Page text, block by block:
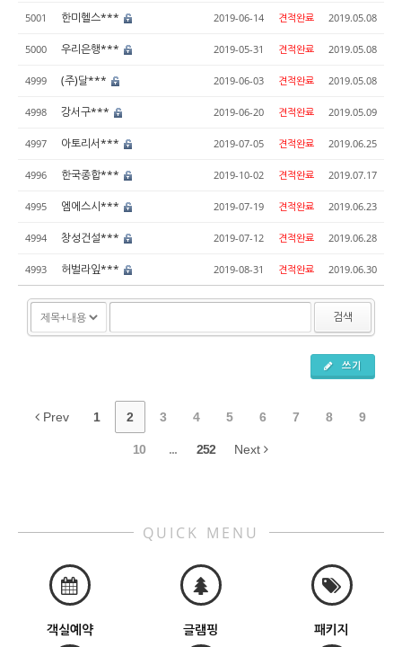
5001 한미헬스*** 2019-06-14 견적완료 2019.05.08
5000 우리은행*** 2019-05-31 견적완료 2019.05.08
4999 (주)달*** 2019-06-03 견적완료 2019.05.08
4998 강서구*** 2019-06-20 견적완료 2019.05.09
4997 아토리서*** 2019-07-05 견적완료 2019.06.25
4996 한국종합*** 2019-10-02 견적완료 2019.07.17
4995 엠에스시*** 2019-07-19 견적완료 2019.06.23
4994 창성건설*** 2019-07-12 견적완료 2019.06.28
4993 허벌라잎*** 2019-08-31 견적완료 2019.06.30
검색
쓰기
Prev 1 2 3 4 5 6 7 8 9
10 ... 252 Next
QUICK MENU
객실예약 글램핑 패키지